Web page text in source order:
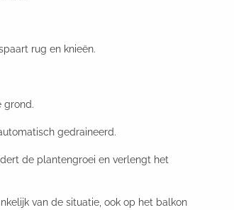
rug en knieën.
grond.
gedraineerd.
de plantengroei en verlengt het
van de situatie, ook op het balkon